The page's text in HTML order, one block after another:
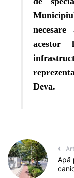
Deva.
Apă